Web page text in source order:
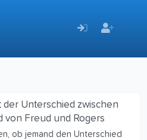
der Unterschied zwischen
von Freud und Rogers
ob jemand den Unterschied